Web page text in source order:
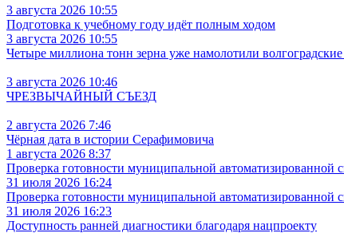
3 августа 2026 10:55
Подготовка к учебному году идёт полным ходом
3 августа 2026 10:55
Четыре миллиона тонн зерна уже намолотили волгоградские
3 августа 2026 10:46
ЧРЕЗВЫЧАЙНЫЙ СЪЕЗД
2 августа 2026 7:46
Чёрная дата в истории Серафимовича
1 августа 2026 8:37
Проверка готовности муниципальной
31 июля 2026 16:24
Проверка готовности муниципальной
31 июля 2026 16:23
Доступность ранней диагностики благодаря нацпроекту